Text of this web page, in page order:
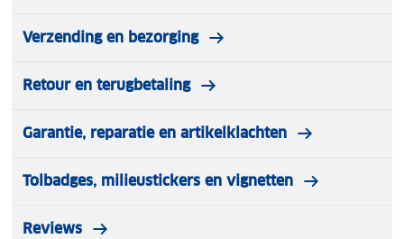
Verzending en bezorging
Retour en terugbetaling
Garantie, reparatie en artikelklachten
Tolbadges, milieustickers en vignetten
Reviews